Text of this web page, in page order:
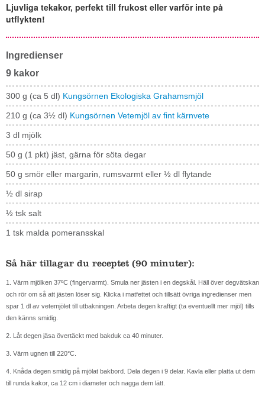
Ljuvliga tekakor, perfekt till frukost eller varför inte på
utflykten!
Ingredienser
9 kakor
300 g (ca 5 dl) Kungsörnen Ekologiska Grahamsmjöl
210 g (ca 3½ dl) Kungsörnen Vetemjöl av fint kärnvete
3 dl mjölk
50 g (1 pkt) jäst, gärna för söta degar
50 g smör eller margarin, rumsvarmt eller ½ dl flytande
½ dl sirap
½ tsk salt
1 tsk malda pomeransskal
Så här tillagar du receptet (90 minuter):
1. Värm mjölken 37ºC (fingervarmt). Smula ner jästen i en degskål. Häll över degvätskan
och rör om så att jästen löser sig. Klicka i matfettet och tillsätt övriga ingredienser men
spar 1 dl av vetemjölet till utbakningen. Arbeta degen kraftigt (ta eventuellt mer mjöl) tills
den känns smidig.
2. Låt degen jäsa övertäckt med bakduk ca 40 minuter.
3. Värm ugnen till 220°C.
4. Knåda degen smidig på mjölat bakbord. Dela degen i 9 delar. Kavla eller platta ut dem
till runda kakor, ca 12 cm i diameter och nagga dem lätt.